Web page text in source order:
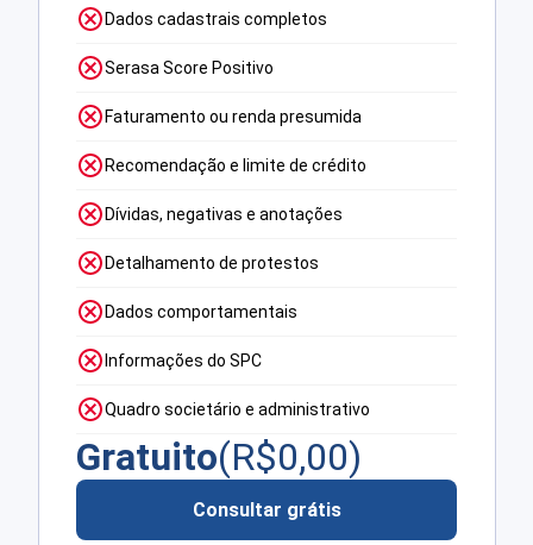
Dados cadastrais completos
Serasa Score Positivo
Faturamento ou renda presumida
Recomendação e limite de crédito
Dívidas, negativas e anotações
Detalhamento de protestos
Dados comportamentais
Informações do SPC
Quadro societário e administrativo
Gratuito(R$0,00)
Consultar grátis